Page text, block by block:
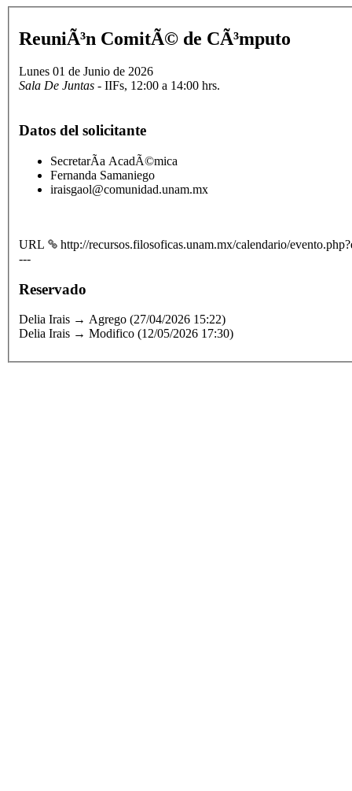
ReuniÃ³n ComitÃ© de CÃ³mputo
Lunes 01 de Junio de 2026
Sala De Juntas
- IIFs, 12:00 a 14:00 hrs.
Datos del solicitante
SecretarÃ­a AcadÃ©mica
Fernanda Samaniego
iraisgaol@comunidad.unam.mx
URL
http://recursos.filosoficas.unam.mx/calendario/
---
Reservado
Delia Irais → Agrego (27/04/2026 15:22)
Delia Irais → Modifico (12/05/2026 17:30)